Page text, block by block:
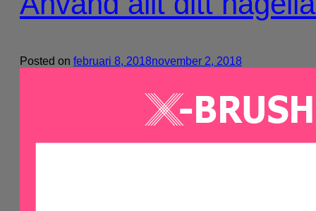
Posted on februari 8, 2018november 2, 2018